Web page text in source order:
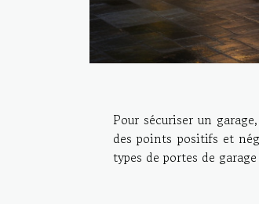
Pour sécuriser un
des points positifs et
types de portes de